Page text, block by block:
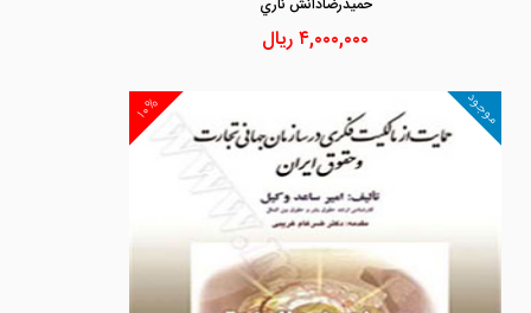
حميدرضادانش ناري
۴,۰۰۰,۰۰۰ریال
۱۰% موجود